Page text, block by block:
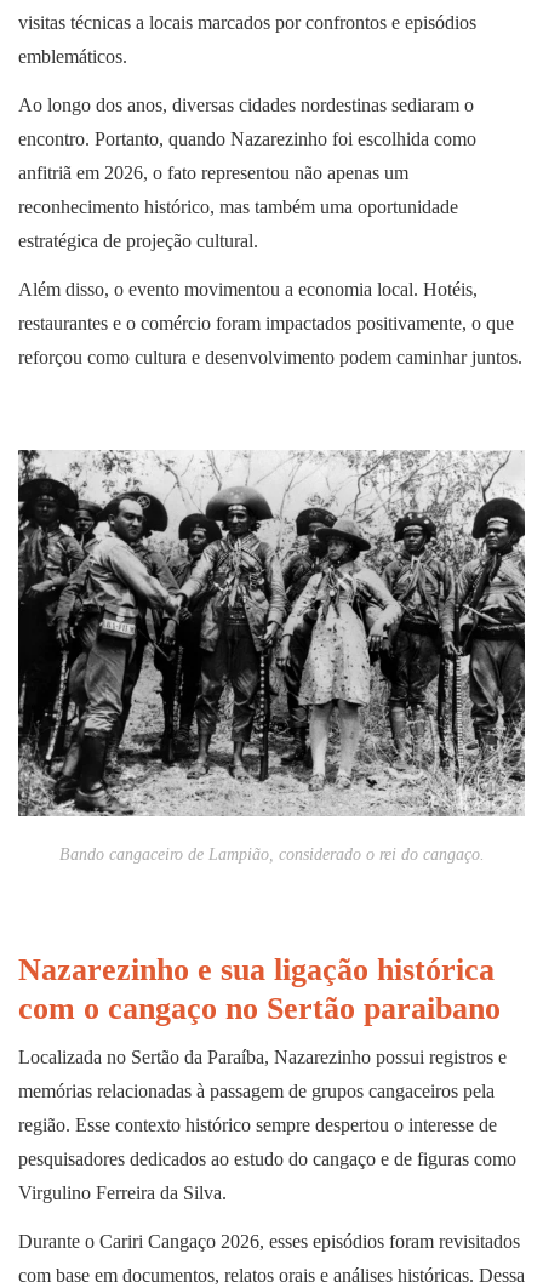
visitas técnicas a locais marcados por confrontos e episódios
emblemáticos.
Ao longo dos anos, diversas cidades nordestinas sediaram o
encontro. Portanto, quando Nazarezinho foi escolhida como
anfitriã em 2026, o fato representou não apenas um
reconhecimento histórico, mas também uma oportunidade
estratégica de projeção cultural.
Além disso, o evento movimentou a economia local. Hotéis,
restaurantes e o comércio foram impactados positivamente, o que
reforçou como cultura e desenvolvimento podem caminhar juntos.
Bando cangaceiro de Lampião, considerado o rei do cangaço.
Nazarezinho e sua ligação histórica
com o cangaço no Sertão paraibano
Localizada no Sertão da Paraíba, Nazarezinho possui registros e
memórias relacionadas à passagem de grupos cangaceiros pela
região. Esse contexto histórico sempre despertou o interesse de
pesquisadores dedicados ao estudo do cangaço e de figuras como
Virgulino Ferreira da Silva.
Durante o Cariri Cangaço 2026, esses episódios foram revisitados
com base em documentos, relatos orais e análises históricas. Dessa